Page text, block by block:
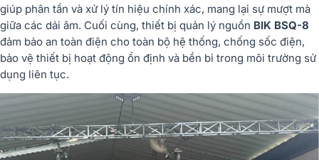
giúp phân tần và xử lý tín hiệu chính xác, mang lại sự mượt mà
giữa các dải âm. Cuối cùng, thiết bị quản lý nguồn BIK BSQ-8
đảm bảo an toàn điện cho toàn bộ hệ thống, chống sốc điện,
bảo vệ thiết bị hoạt động ổn định và bền bỉ trong môi trường sử
dụng liên tục.